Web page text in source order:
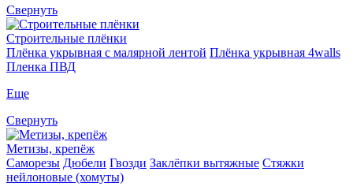
Свернуть
Строительные плёнки
Плёнка укрывная с малярной лентой Плёнка укрывная 4walls
Пленка ПВД
Еще
Свернуть
Метизы, крепёж
Саморезы Дюбели Гвозди Заклёпки вытяжные Стяжки
нейлоновые (хомуты)